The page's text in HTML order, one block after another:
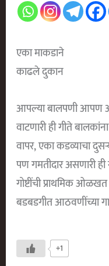
एका माकडाने
काढले दुकान
आपल्या बालपणी आपण
वाटणारी ही गीते
वापर, एका कडव्याचा
पण गमतीदार असणारी
गोष्टींची प्राथमिक
बडबडगीत आठवणींच्या
+1